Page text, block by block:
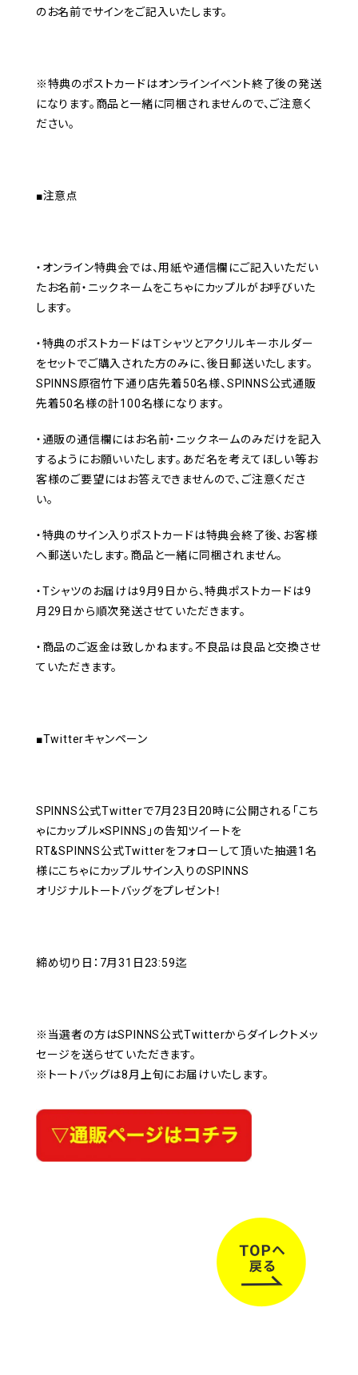
のお名前でサインをご記入いたします。
※特典のポストカードはオンラインイベント終了後の発送
になります。商品と一緒に同梱されませんので、ご注意く
ださい。
■注意点
・オンライン特典会では、用紙や通信欄にご記入いただい
たお名前・ニックネームをこちゃにカップルがお呼びいた
します。
・特典のポストカードはＴシャツとアクリルキーホルダー
をセットでご購入された方のみに、後日郵送いたします。
SPINNS原宿竹下通り店先着50名様、SPINNS公式通販
先着50名様の計100名様になります。
・通販の通信欄にはお名前・ニックネームのみだけを記入
するようにお願いいたします。あだ名を考えてほしい等お
客様のご要望にはお答えできませんので、ご注意くださ
い。
・特典のサイン入りポストカードは特典会終了後、お客様
へ郵送いたします。商品と一緒に同梱されません。
・Tシャツのお届けは9月9日から、特典ポストカードは9
月29日から順次発送させていただきます。
・商品のご返金は致しかねます。不良品は良品と交換させ
ていただきます。
■Twitterキャンペーン
SPINNS公式Twitterで7月23日20時に公開される「こち
ゃにカップル×SPINNS」の告知ツイートを
RT&SPINNS公式Twitterをフォローして頂いた抽選1名
様にこちゃにカップルサイン入りのSPINNS
オリジナルトートバッグをプレゼント！
締め切り日：7月31日23:59迄
※当選者の方はSPINNS公式Twitterからダイレクトメッ
セージを送らせていただきます。
※トートバッグは8月上旬にお届けいたします。